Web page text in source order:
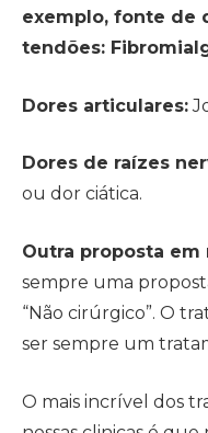
exemplo, fonte de
tendões:
Dores articulares:
Dores de raízes
ou dor ciática.
Outra proposta em
sempre uma
“Não cirúrgico”. O
ser sempre um
O mais incrível dos